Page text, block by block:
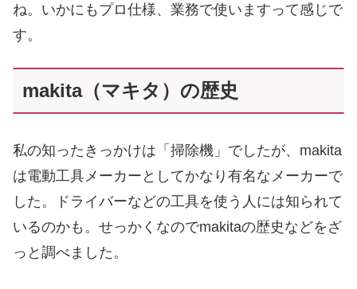
ね。いかにもプロ仕様、業務で使いますって感じで
す。
makita（マキタ）の歴史
私の知ったきっかけは「掃除機」でしたが、makita
は電動工具メーカーとしてかなり有名なメーカーで
した。ドライバーなどの工具を使う人には知られて
いるのかも。せっかくなのでmakitaの歴史などをざ
っと調べました。